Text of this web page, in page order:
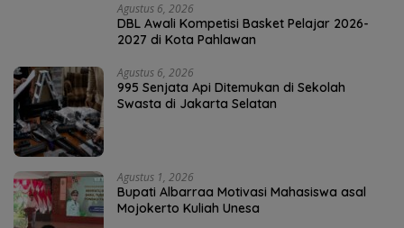
Agustus 6, 2026
DBL Awali Kompetisi Basket Pelajar 2026-
2027 di Kota Pahlawan
Agustus 6, 2026
995 Senjata Api Ditemukan di Sekolah
Swasta di Jakarta Selatan
Agustus 1, 2026
Bupati Albarraa Motivasi Mahasiswa asal
Mojokerto Kuliah Unesa